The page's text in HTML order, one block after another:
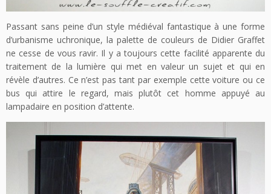
Passant sans peine d’un style médiéval fantastique à une forme
d’urbanisme uchronique, la palette de couleurs de Didier Graffet
ne cesse de vous ravir. Il y a toujours cette facilité apparente du
traitement de la lumière qui met en valeur un sujet et qui en
révèle d’autres. Ce n’est pas tant par exemple cette voiture ou ce
bus qui attire le regard, mais plutôt cet homme appuyé au
lampadaire en position d’attente.